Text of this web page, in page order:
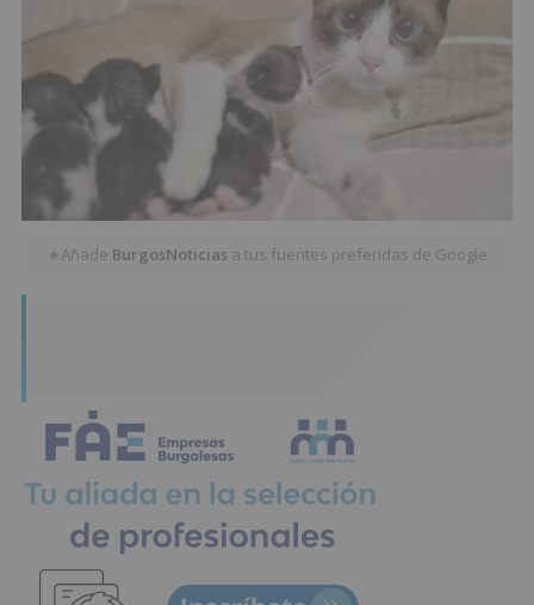
★Añade BurgosNoticias a tus fuentes preferidas de Google